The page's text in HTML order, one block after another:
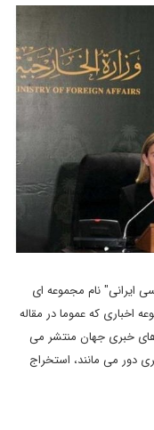
ایرانی" نام مجموعه ای
که عموما در مقاله
های خبری جهان منتشر می
دور می مانند، استخراج